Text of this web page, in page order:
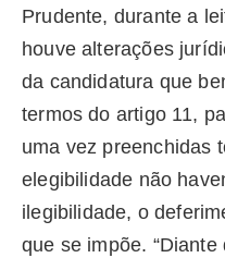
Prudente, durante a
houve alterações
da candidatura que
termos do artigo 11,
uma vez preenchidas
elegibilidade não
ilegibilidade, o
que se impõe. “Diante